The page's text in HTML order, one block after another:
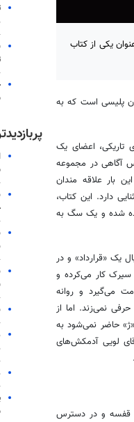
یکی از کتاب
پلیسی است که به
تاریکی، اعضای یک
آگاهی در مجموعه
بار علاقه مندان
دارد. این کتاب،
شده و یک سگ به
«قرارداد» و در
سیرک کار می‌کرده و
می‌گیرد و روانه
نمی‌زند. اما از
حاضر نمی‌شود به
لویی آدمکش‌های
قفسه و در دسترس